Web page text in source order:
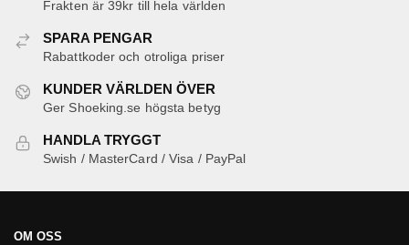
olika
alternativen
kan
på
Frakten är 39kr till hela världen
SPARA PENGAR
Rabattkoder och otroliga priser
KUNDER VÄRLDEN ÖVER
Ger Shoeking.se högsta betyg
HANDLA TRYGGT
Swish / MasterCard / Visa / PayPal
OM OSS